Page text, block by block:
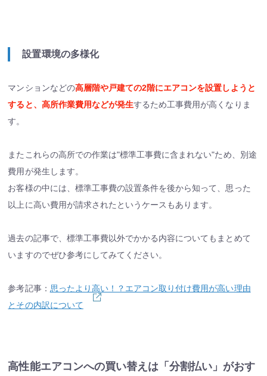
設置環境の多様化
マンションなどの高層階や戸建ての2階にエアコンを設置しようと
すると、高所作業費用などが発生するため工事費用が高くなりま
す。
またこれらの高所での作業は"標準工事費に含まれない"ため、別途
費用が発生します。
お客様の中には、標準工事費の設置条件を後から知って、思った
以上に高い費用が請求されたというケースもあります。
過去の記事で、標準工事費以外でかかる内容についてもまとめて
いますのでぜひ参考にしてみてください。
参考記事： 思ったより高い！？エアコン取り付け費用が高い理由
とその内訳について
高性能エアコンへの買い替えは「分割払い」がおす